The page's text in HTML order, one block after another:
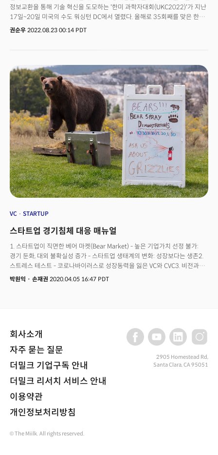
정보교환을 통해 기술 혁신을 도모하는 '한미 과학자대회(UKC2022)'가 지난
17일~20일 미국의 수도 워싱턴 DC에서 열렸다. 올해로 35회째를 맞은 한미
과학자대회는 재미한인과학기술자협회(KSEA), 한국과학기술단체총연합회
최고기술책임자, 과학기술 전문가, 한미 정부 관계자, 학계 권위자, 그리고
기술과 산업의 선봉에 서 있는 미국 내 스타트업 관계자들 참가했다.
행사에서는 기후 위기, 헬스케어, 양자 컴퓨터 등 4차 산업혁명 시대에
대응하기 위한 다양한 과학기술 연구 포럼과 세션들이 진행됐다. 특히 지난
2006년 노벨 물리학상을 수상한 존 매더 나사 고더드우주비행센터 선임
과학자가 기조 연설자로 참석했다. 그는 '제임스 웹 우주망원경'을 주제로 한
강연에서 제임스 웹이 성공하기까지의 여정을 소개하고, 여전히 관측하지
못한 새로운 우주 탐사를 목표로 꼽았다. 이어 반도체 분야의 석학으로 꼽히는
강성모 UC샌타크루즈 석좌교수(전 UC 머세드 총장, 전 KAIST 총장)는 반도체
공급망 재편에 있어 한국이 나아가야 할 방향을 제시했고, 릴리아나 말도나도
알렉산드리아 리뉴 엔터프라이즈 최고환경경영자도 기조 강연자로 나섰다.
나흘간의 행사에서는 기업가 정신 심포지엄과 창업 경진대회를 통해 한국과
미국의 창업가들이 조인트 벤처를 구축할 수 있는 기반을 마련하는 '창업
프로그램 포럼'을 비롯해, 대학 총장 포럼, 직업 박람회, 과학기술 외교 포럼
가이드라인을 제시하는 한편, 영 제너레이션 심포지엄, 데이터 사이언스
권순우 2022.08.23 00:14 PDT
VC STARTUP
스타트업 경기침체 대응 매뉴얼
1. 스타트업이 직면한 베어 마켓(Bear Market) - 높은 기업가치 선정 불가:
경기 둔화, 대외 불확실성 증가 - 스타트업 생태계의 변화: 성장보다는 생존2.
스트레스 테스트 - 코로나바이러스로 성장동력을 잃은 VC와 CVC3. 비전과
사명을 재점검하라4. 일단 피한다. 그리고 힘을 합친다 - 위기를 벗어나기 위해
박원익 · 손재권 2020.04.05 16:47 PDT
회사소개
자주 묻는 질문
더밀크 기업구독 안내
더밀크 리서치 서비스 안내
이용약관
개인정보처리방침
2905 Homestead Rd,
Santa Clara, CA 95051
© The Miilk. All rights reserved.